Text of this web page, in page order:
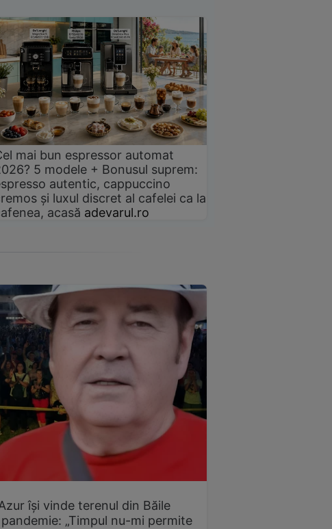
mai bun espressor automat
5 modele + Bonusul suprem:
autentic, cappuccino
și luxul discret al cafelei ca la
acasă adevarul.ro
își vinde terenul din Băile
„Timpul nu-mi permite